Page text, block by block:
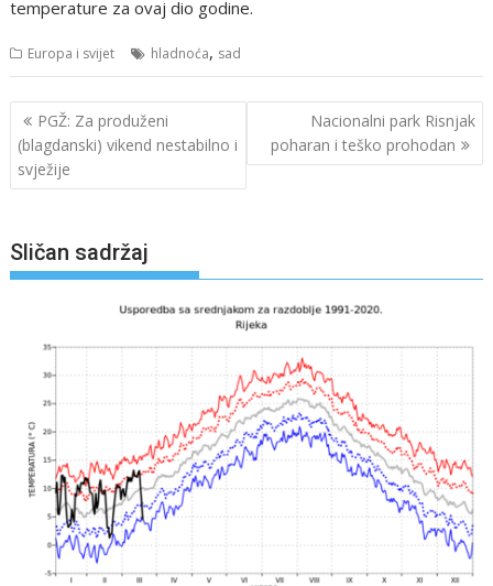
temperature za ovaj dio godine.
Europa i svijet hladnoća, sad
Navigacija
objava
PGŽ: Za produženi
(blagdanski) vikend nestabilno i
svježije
Nacionalni park Risnjak
poharan i teško prohodan
Sličan sadržaj